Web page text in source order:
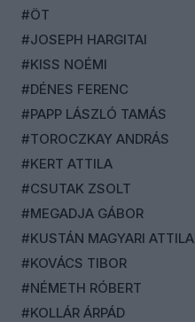
#ÖT
#JOSEPH HARGITAI
#KISS NOÉMI
#DÉNES FERENC
#PAPP LÁSZLÓ TAMÁS
#TOROCZKAY ANDRÁS
#KERT ATTILA
#CSUTAK ZSOLT
#MEGADJA GÁBOR
#KUSTÁN MAGYARI ATTILA
#KOVÁCS TIBOR
#NÉMETH RÓBERT
#KOLLÁR ÁRPÁD